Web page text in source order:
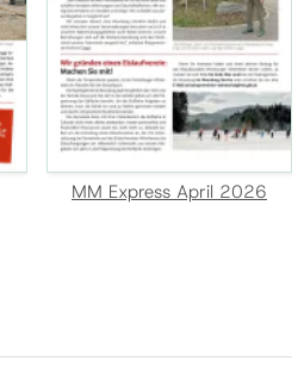
MM Express April 2026